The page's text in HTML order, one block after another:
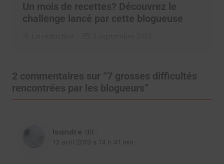
Un mois de recettes? Découvrez le
challenge lancé par cette blogueuse
2 commentaires sur “7 grosses difficultés
rencontrées par les blogueurs”
Isandre dit :
13 avril 2019 à 14 h 41 min